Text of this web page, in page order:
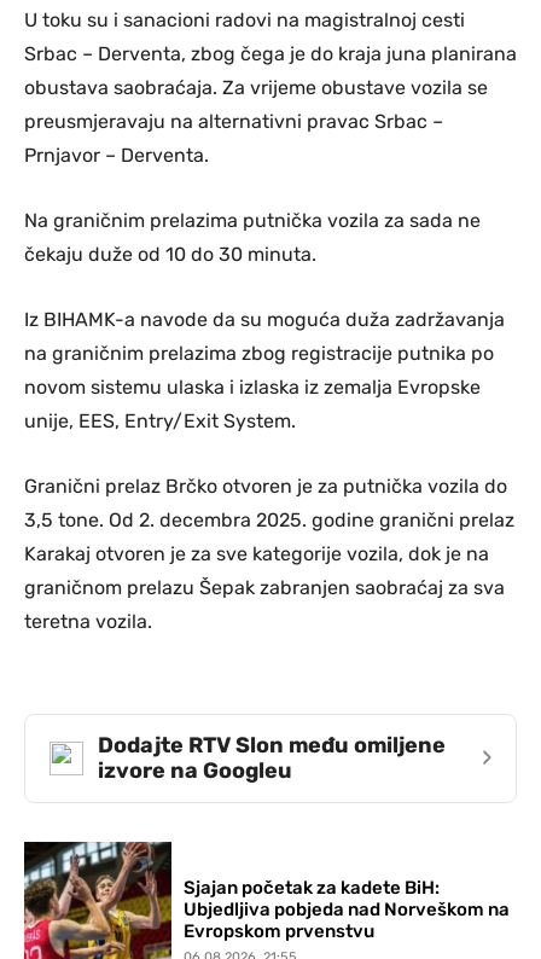
U toku su i sanacioni radovi na magistralnoj cesti
Srbac – Derventa, zbog čega je do kraja juna planirana
obustava saobraćaja. Za vrijeme obustave vozila se
preusmjeravaju na alternativni pravac Srbac –
Prnjavor – Derventa.
Na graničnim prelazima putnička vozila za sada ne
čekaju duže od 10 do 30 minuta.
Iz BIHAMK-a navode da su moguća duža zadržavanja
na graničnim prelazima zbog registracije putnika po
novom sistemu ulaska i izlaska iz zemalja Evropske
unije, EES, Entry/Exit System.
Granični prelaz Brčko otvoren je za putnička vozila do
3,5 tone. Od 2. decembra 2025. godine granični prelaz
Karakaj otvoren je za sve kategorije vozila, dok je na
graničnom prelazu Šepak zabranjen saobraćaj za sva
teretna vozila.
Dodajte RTV Slon među omiljene
izvore na Googleu
›
Sjajan početak za kadete BiH:
Ubjedljiva pobjeda nad Norveškom na
Evropskom prvenstvu